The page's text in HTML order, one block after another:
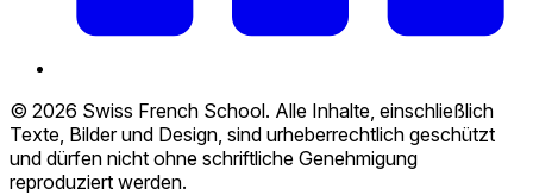
© 2026 Swiss French School. Alle Inhalte, einschließlich
Texte, Bilder und Design, sind urheberrechtlich geschützt
und dürfen nicht ohne schriftliche Genehmigung
reproduziert werden.